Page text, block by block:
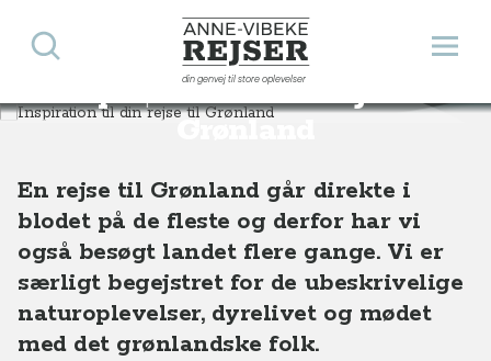
Anne-Vibeke Rejser
din genvej til store oplevelser
Åbn
Søg
Inspiration til din rejse til
Grønland
Destinationer Europa Grønland
En rejse til Grønland går direkte i
blodet på de fleste og derfor har vi
også besøgt landet flere gange. Vi er
særligt begejstret for de ubeskrivelige
naturoplevelser, dyrelivet og mødet
med det grønlandske folk.